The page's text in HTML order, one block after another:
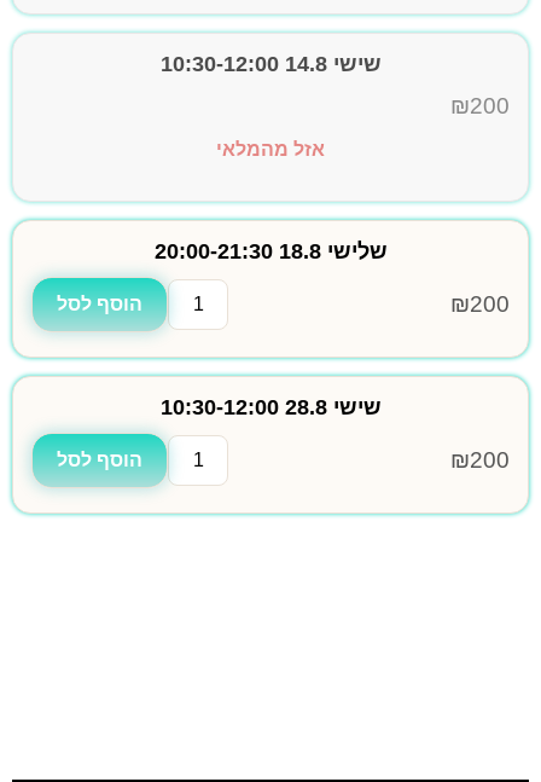
שישי 14.8 10:30-12:00
₪200
אזל מהמלאי
שלישי 18.8 20:00-21:30
₪200 הוסף לסל
שישי 28.8 10:30-12:00
₪200 הוסף לסל